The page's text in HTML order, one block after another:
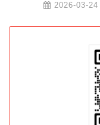
2026-03-24